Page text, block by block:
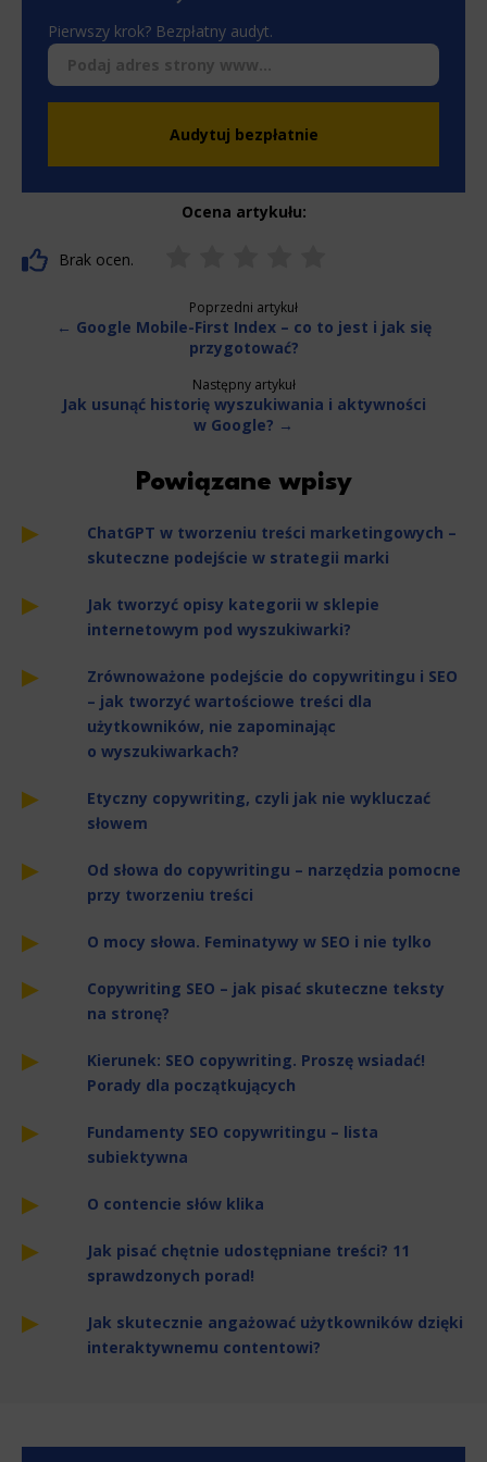
sp. z o.o. w zakresie wyżej wymienionej komunikacji
marketingowej może być przeze mnie wycofana w
dowolnym czasie, poprzez kontakt z Działem Obsługi
wpływu na zgodność z prawem przetwarzania, którego
dokonano na podstawie zgody przed jej cofnięciem.*
Pierwszy krok? Bezpłatny audyt.
Audytuj bezpłatnie
Ocena artykułu:
Brak ocen.
Poprzedni artykuł
← Google Mobile-First Index – co to jest i jak się
przygotować?
Następny artykuł
Jak usunąć historię wyszukiwania i aktywności
w Google? →
Powiązane wpisy
ChatGPT w tworzeniu treści marketingowych –
skuteczne podejście w strategii marki
Jak tworzyć opisy kategorii w sklepie
internetowym pod wyszukiwarki?
Zrównoważone podejście do copywritingu i SEO
– jak tworzyć wartościowe treści dla
użytkowników, nie zapominając
o wyszukiwarkach?
Etyczny copywriting, czyli jak nie wykluczać
słowem
Od słowa do copywritingu – narzędzia pomocne
przy tworzeniu treści
O mocy słowa. Feminatywy w SEO i nie tylko
Copywriting SEO – jak pisać skuteczne teksty
na stronę?
Kierunek: SEO copywriting. Proszę wsiadać!
Porady dla początkujących
Fundamenty SEO copywritingu – lista
subiektywna
O contencie słów klika
Jak pisać chętnie udostępniane treści? 11
sprawdzonych porad!
Jak skutecznie angażować użytkowników dzięki
interaktywnemu contentowi?